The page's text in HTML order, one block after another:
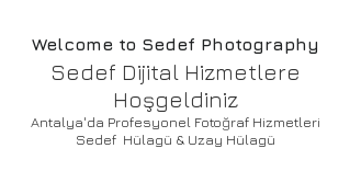
Welcome to Sedef Photography​
Sedef Dijital Hizmetlere
Hoşgeldiniz
Antalya'da Profesyonel Fotoğraf Hizmetleri
Sedef Hülagü & Uzay Hülagü